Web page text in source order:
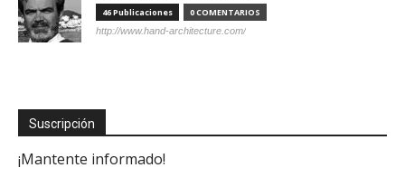
46 Publicaciones 0 COMENTARIOS
http://www.hand-architecture.com/
Suscripción